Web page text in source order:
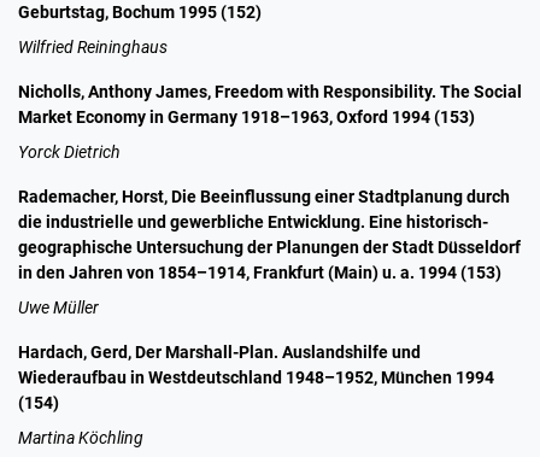
Geburtstag, Bochum 1995 (152)
Wilfried Reininghaus
Nicholls, Anthony James, Freedom with Responsibility. The Social
Market Economy in Germany 1918–1963, Oxford 1994 (153)
Yorck Dietrich
Rademacher, Horst, Die Beeinflussung einer Stadtplanung durch
die industrielle und gewerbliche Entwicklung. Eine historisch-
geographische Untersuchung der Planungen der Stadt Düsseldorf
in den Jahren von 1854–1914, Frankfurt (Main) u. a. 1994 (153)
Uwe Müller
Hardach, Gerd, Der Marshall-Plan. Auslandshilfe und
Wiederaufbau in Westdeutschland 1948–1952, München 1994
(154)
Martina Köchling